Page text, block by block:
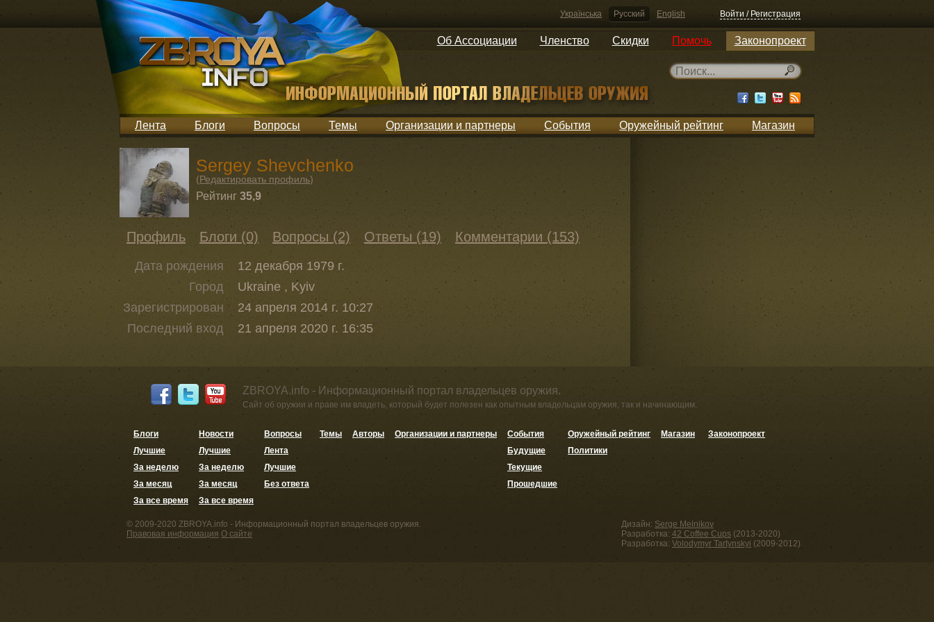
Українська Русский English Войти / Регистрация
Об Ассоциации Членство Скидки Помочь Законопроект
Лента Блоги Вопросы Темы Организации и партнеры События Оружейный рейтинг Магазин
Sergey Shevchenko
(Редактировать профиль)
Рейтинг 35,9
Профиль Блоги (0) Вопросы (2) Ответы (19) Комментарии (153)
Дата рождения
12 декабря 1979 г.
Город
Ukraine , Kyiv
Зарегистрирован
24 апреля 2014 г. 10:27
Последний вход
21 апреля 2020 г. 16:35
ZBROYA.info - Информационный портал владельцев оружия.
Сайт об оружии и праве им владеть, который будет полезен как опытным владельцам оружия, так и начинающим.
Блоги
Лучшие
За неделю
За месяц
За все время
Новости
Лучшие
За неделю
За месяц
За все время
Вопросы
Лента
Лучшие
Без ответа
Темы Авторы Организации и партнеры
События
Будущие
Текущие
Прошедшие
Оружейный рейтинг
Политики
Магазин Законопроект
© 2009-2020 ZBROYA.info - Информационный портал владельцев оружия.
Правовая информация О сайте
Дизайн: Serge Melnikov
Разработка: 42 Coffee Cups (2013-2020)
Разработка: Volodymyr Tartynskyi (2009-2012)